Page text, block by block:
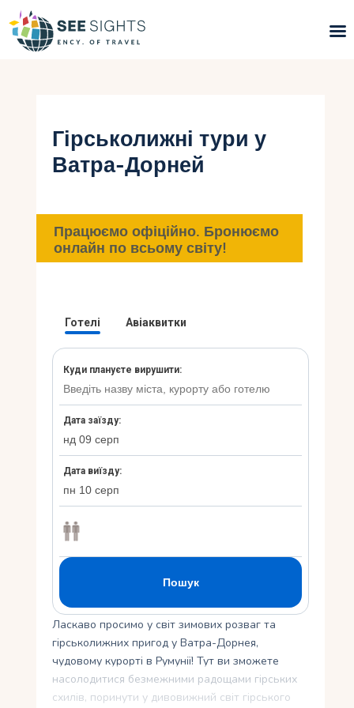
Гарячі тури
Типи Турів
Інфо
Контакти
Гірськолижні тури у
Ватра-Дорней
Працюємо офіційно. Бронюємо
онлайн по всьому світу!
Ласкаво просимо у світ зимових розваг та
гірськолижних пригод у Ватра-Дорнея,
чудовому курорті в Румунії! Тут ви зможете
насолодитися безмежними радощами гірських
схилів, поринути у дивовижний світ гірського